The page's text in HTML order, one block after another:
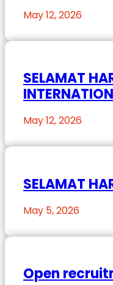
May 12, 2026
SELAMAT
May 12, 2026
SELAMAT
May 5, 2026
Open